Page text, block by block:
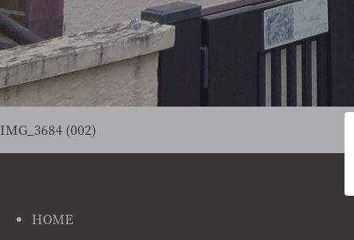
IMG_3684 (002)
HOME